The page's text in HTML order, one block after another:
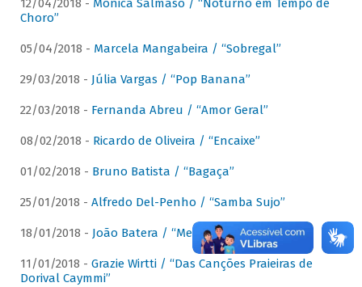
12/04/2018 - Mônica Salmaso / “Noturno em Tempo de
Choro”
05/04/2018 - Marcela Mangabeira / “Sobregal”
29/03/2018 - Júlia Vargas / “Pop Banana”
22/03/2018 - Fernanda Abreu / “Amor Geral”
08/02/2018 - Ricardo de Oliveira / “Encaixe”
01/02/2018 - Bruno Batista / “Bagaça”
25/01/2018 - Alfredo Del-Penho / “Samba Sujo”
18/01/2018 - João Batera / “Meu Pandeiro”
11/01/2018 - Grazie Wirtti / “Das Canções Praieiras de
Dorival Caymmi”